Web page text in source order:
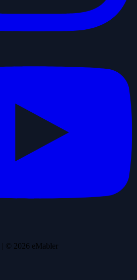
| © 2026 eMabler